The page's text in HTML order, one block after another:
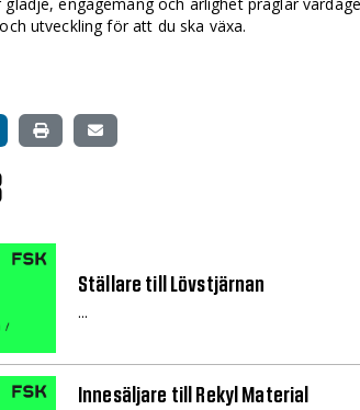
utveckling för att du ska växa.
Ställare till Lövstjärnan
...
Innesäljare till Rekyl Material